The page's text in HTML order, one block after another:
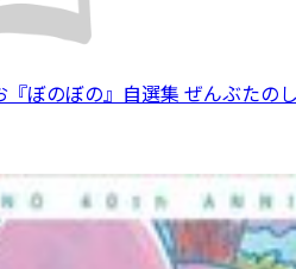
ぼのぼの』自選集 ぜんぶたの